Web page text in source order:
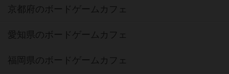
京都府のボードゲームカフェ
愛知県のボードゲームカフェ
福岡県のボードゲームカフェ